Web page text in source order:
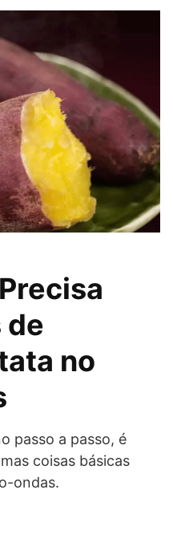
de
no
passo a passo, é
coisas básicas
ondas.